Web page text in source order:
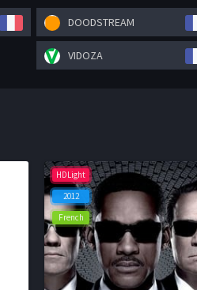
DOODSTREAM
VIDOZA
HDLight
2012
French